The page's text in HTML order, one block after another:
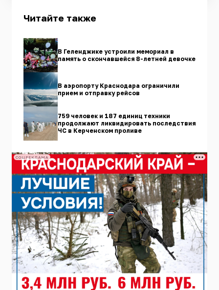
Читайте также
В Геленджике устроили мемориал в
память о скончавшейся 8-летней девочке
В аэропорту Краснодара ограничили
прием и отправку рейсов
759 человек и 187 единиц техники
продолжают ликвидировать последствия
ЧС в Керченском проливе
СОЦРЕКЛАМА